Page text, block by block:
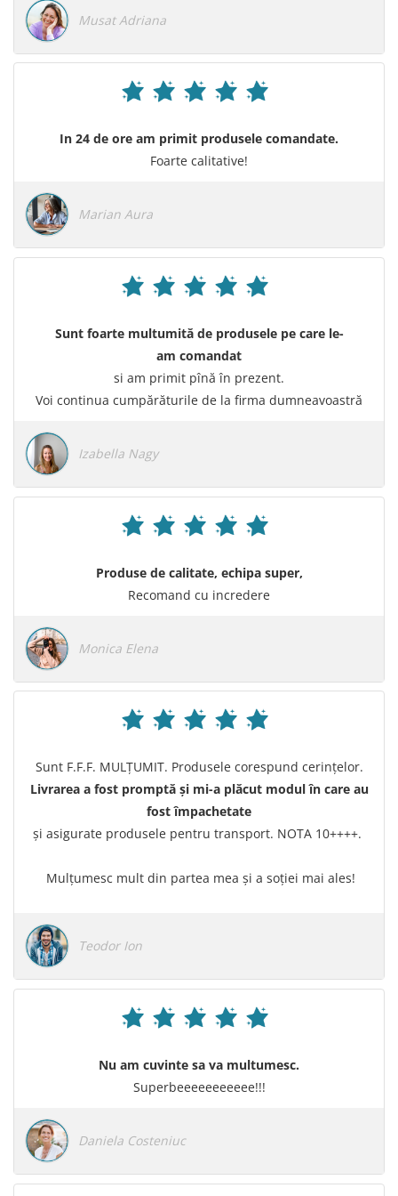
Musat Adriana
In 24 de ore am primit produsele comandate.
Foarte calitative!
Marian Aura
Sunt foarte multumită de produsele pe care le-
am comandat
si am primit pînă în prezent.
Voi continua cumpărăturile de la firma dumneavoastră
Izabella Nagy
Produse de calitate, echipa super,
Recomand cu incredere
Monica Elena
Sunt F.F.F. MULŢUMIT. Produsele corespund cerinţelor.
Livrarea a fost promptă şi mi-a plăcut modul în care au
fost împachetate
şi asigurate produsele pentru transport. NOTA 10++++.
Mulţumesc mult din partea mea şi a soţiei mai ales!
Teodor Ion
Nu am cuvinte sa va multumesc.
Superbeeeeeeeeeee!!!
Daniela Costeniuc